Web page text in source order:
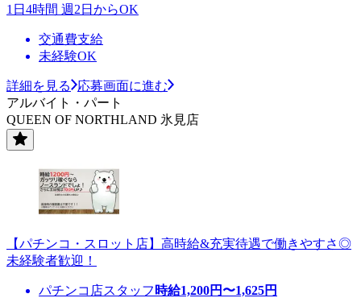
1日4時間 週2日からOK
交通費支給
未経験OK
詳細を見る
応募画面に進む
アルバイト・パート
QUEEN OF NORTHLAND 氷見店
【パチンコ・スロット店】高時給&充実待遇で働きやすさ◎
未経験者歓迎！
パチンコ店スタッフ 時給1,200円〜1,625円